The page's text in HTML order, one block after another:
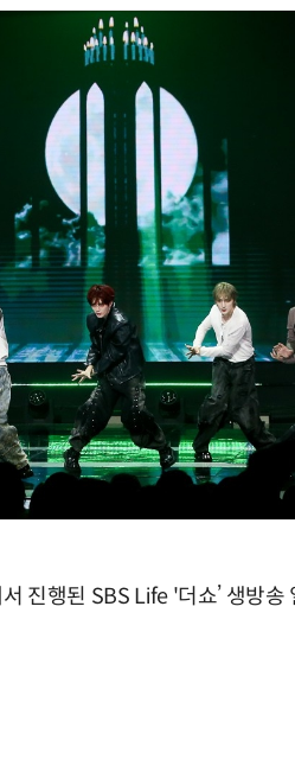
진행된 SBS Life '더쇼’ 생방송